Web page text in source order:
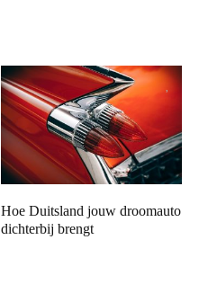
Hoe Duitsland jouw droomauto
dichterbij brengt